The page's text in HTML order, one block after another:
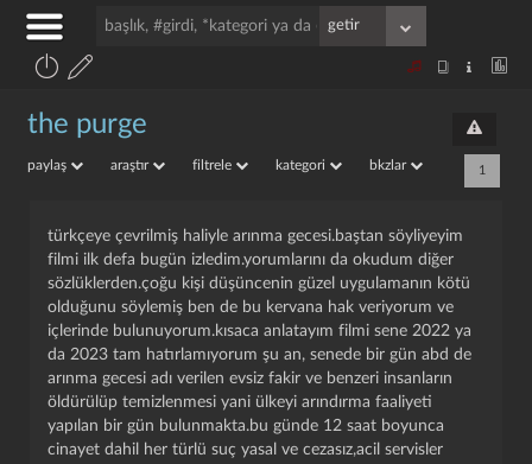
the purge
paylaş araştır filtrele kategori bkzlar 1
türkçeye çevrilmiş haliyle arınma gecesi.baştan söyliyeyim
filmi ilk defa bugün izledim.yorumlarını da okudum diğer
sözlüklerden.çoğu kişi düşüncenin güzel uygulamanın kötü
olduğunu söylemiş ben de bu kervana hak veriyorum ve
içlerinde bulunuyorum.kısaca anlatayım filmi sene 2022 ya
da 2023 tam hatırlamıyorum şu an, senede bir gün abd de
arınma gecesi adı verilen evsiz fakir ve benzeri insanların
öldürülüp temizlenmesi yani ülkeyi arındırma faaliyeti
yapılan bir gün bulunmakta.bu günde 12 saat boyunca
cinayet dahil her türlü suç yasal ve cezasız,acil servisler